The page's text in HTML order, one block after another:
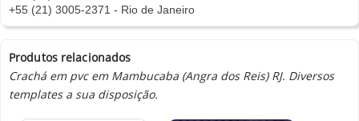
+55 (21) 3005-2371 - Rio de Janeiro
Produtos relacionados
Crachá em pvc em Mambucaba (Angra dos Reis) RJ. Diversos
templates a sua disposição.